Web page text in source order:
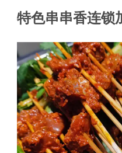
特色串串香连锁